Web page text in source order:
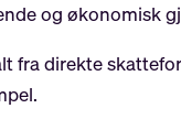
og økonomisk
fra direkte